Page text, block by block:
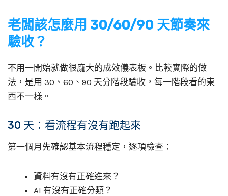
老闆該怎麼用 30/60/90 天節奏來
驗收？
不用一開始就做很龐大的成效儀表板。比較實際的做
法，是用 30、60、90 天分階段驗收，每一階段看的東
西不一樣。
30 天：看流程有沒有跑起來
第一個月先確認基本流程穩定，逐項檢查：
資料有沒有正確進來？
AI 有沒有正確分類？